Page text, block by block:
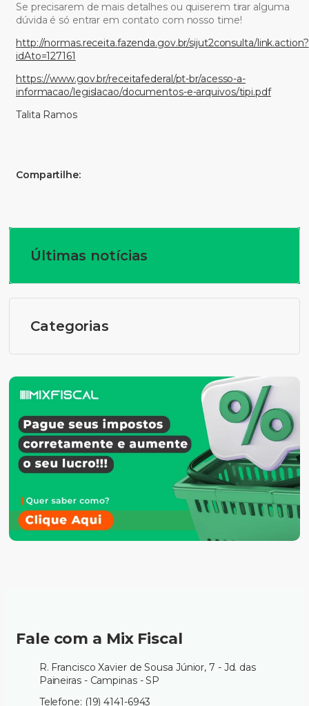
Se precisarem de mais detalhes ou quiserem tirar alguma
dúvida é só entrar em contato com nosso time!
http://normas.receita.fazenda.gov.br/sijut2consulta/link.action?
idAto=127161
https://www.gov.br/receitafederal/pt-br/acesso-a-
informacao/legislacao/documentos-e-arquivos/tipi.pdf
Talita Ramos
Compartilhe:
Últimas notícias
Categorias
Fale com a Mix Fiscal
R. Francisco Xavier de Sousa Júnior, 7 - Jd. das
Paineiras - Campinas - SP
Telefone: (19) 4141-6943